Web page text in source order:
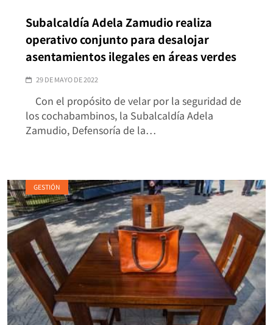
Subalcaldía Adela Zamudio realiza
operativo conjunto para desalojar
asentamientos ilegales en áreas verdes
29 DE MAYO DE 2022
Con el propósito de velar por la seguridad de
los cochabambinos, la Subalcaldía Adela
Zamudio, Defensoría de la…
GESTIÓN